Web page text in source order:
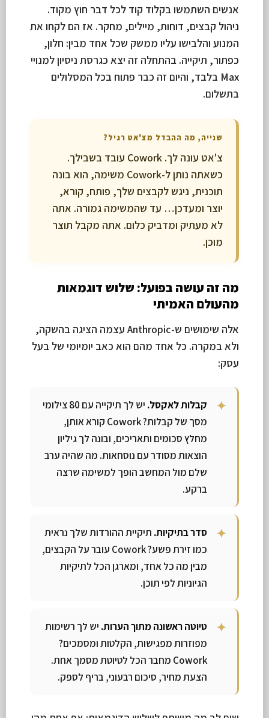
אנשים השתמשו בקלוד קוד לכל דבר חוץ מקוד.
ניהול קבצים, דוחות, מיילים, מחקר. אז הם לקחו את
המנוע והלבישו עליו ממשק שכל אחד מבין: חלון,
כפתור, תיקייה. בהתחלה זה יצא כגרסת ניסיון למנויי
Max בלבד, והיום זה כבר פתוח בכל המסלולים
בתשלום.
שנייה, מה ההבדל מצ'אט רגיל?
צ'אט עונה לך. Cowork עובד בשבילך.
כשאתה נותן ל-Cowork משימה, הוא בונה
תוכנית, ניגש לקבצים שלך, פותח, קורא,
יוצר ומעדכן… עד שהמשימה גמורה. אתה
לא מעתיק ומדביק כלום. אתה מקבל תוצר
מוכן.
מה זה עושה בפועל: שלוש דוגמאות
מהעולם האמיתי
אלה שימושים ש-Anthropic עצמה הציגה בהשקה,
ולא במקרה. כל אחד מהם הוא כאב יומיומי של בעל
עסק:
קבלות לאקסל.
יש לך תיקייה עם 80 צילומי
מסך של קבלות? Cowork קורא אותן,
מחלץ סכומים ותאריכים, ובונה לך גיליון
הוצאות מסודר עם נוסחאות. מה שהיה ערב
שלם מול המחשב הופך למשימה שרצה
ברקע.
סדר בתיקיות. תיקיית ההורדות שלך נראית
כמו זירת פשע? Cowork עובר על הקבצים,
מבין מה כל אחד, ומארגן הכל לתיקיות
הגיוניות לפי תוכן.
טיוטה ראשונה מתוך הערות. יש לך רשימות
מפוזרות מפגישות, הקלטות ומסמכים?
Cowork מחבר הכל לטיוטת מסמך אחת.
הצעת מחיר, סיכום רבעוני, בריף לספק.